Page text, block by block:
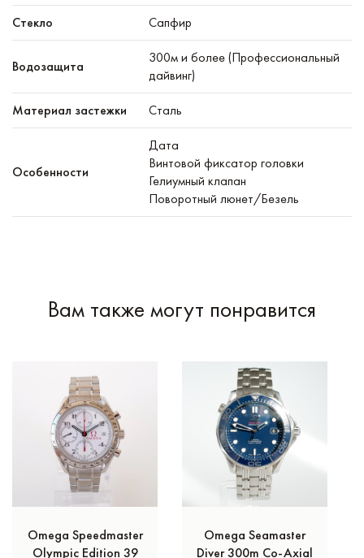
Стекло Сапфир
Водозащита
300м и более (Профессиональный
дайвинг)
Материал застежки Сталь
Особенности
Дата
Винтовой фиксатор головки
Гелиумный клапан
Поворотный люнет/Безель
Вам также могут понравится
Omega Speedmaster
Olympic Edition 39
Omega Seamaster
Diver 300m Co‑Axial